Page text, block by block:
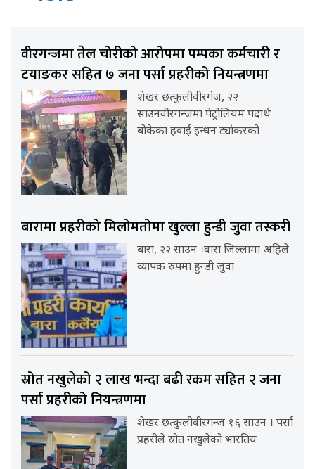
वीरगन्जमा तेल चोरीको आरोपमा पम्पका कर्मचारी र
टयाङकर सहित ७ जना पर्सा प्रहरीको नियन्त्रणमा
शेखर छत्कुलीवीरगंज, २२
साउनवीरगन्जमा पेट्रोलियम पदार्थ
बोकेका हवाई इन्धन ट्यांकरको
बारामा प्रहरीको मिलोमतोमा खुल्ला हुन्डी जुवा तस्करी
बारा, २२ साउन ।वारा जिल्लामा अहिले
व्यापक रुपमा हुन्डी जुवा
स्रोत नखुलेको २ लाख भन्दा बढी रकम सहित २ जना
पर्सा प्रहरीको नियन्त्रणमा
शेखर छत्कुलीवीरगन्ज १६ साउन । पर्सा
प्रहरीले स्रोत नखुलेको भारतिय